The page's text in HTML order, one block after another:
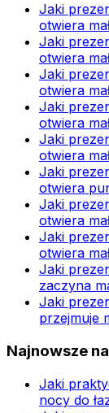
Jaki
otwiera
Jaki
otwiera
Jaki
otwiera
Jaki
otwiera
Jaki
otwiera
Jaki
otwiera
Jaki
otwiera
Jaki
otwiera
Jaki
zaczyna
Jaki
przejmuje
Najnowsze
Jaki
nocy do